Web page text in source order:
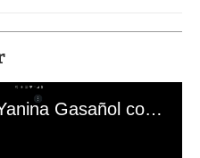
El mal momento de Yanina Gasañol con un hincha argentino en "Subrayado"